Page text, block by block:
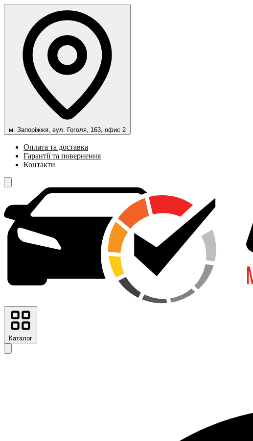
м. Запоріжжя, вул. Гоголя, 163, офис 2
Оплата та доставка
Гарантії та повернення
Контакти
Каталог